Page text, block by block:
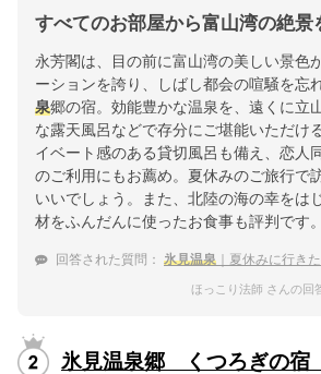
すべてのお部屋から富山湾の絶景
永芳閣は、目の前に富山湾の美しい景色
ーションを誇り、しばし都会の喧騒を忘
泉郷の宿。効能豊かな温泉を、遠くに立
な露天風呂などで存分にご堪能いただけ
イベート感のある貸切風呂も備え、恋人
のご利用にもお薦め。夏休みのご旅行で
いいでしょう。また、北陸の海の幸をは
材をふんだんに使ったお食事も評判です。
回答された質問： 氷見温泉 ｜夏休みに行きたい！
ほっこり法師 さんの回
氷見温泉郷 くつろぎの